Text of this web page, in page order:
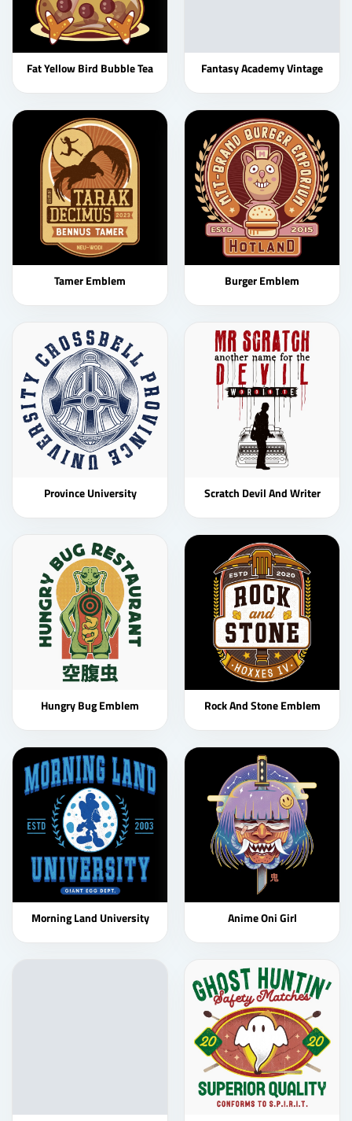
Fat Yellow Bird Bubble Tea Fantasy Academy Vintage
Tamer Emblem Burger Emblem
Province University Scratch Devil And Writer
Hungry Bug Emblem Rock And Stone Emblem
Morning Land University Anime Oni Girl